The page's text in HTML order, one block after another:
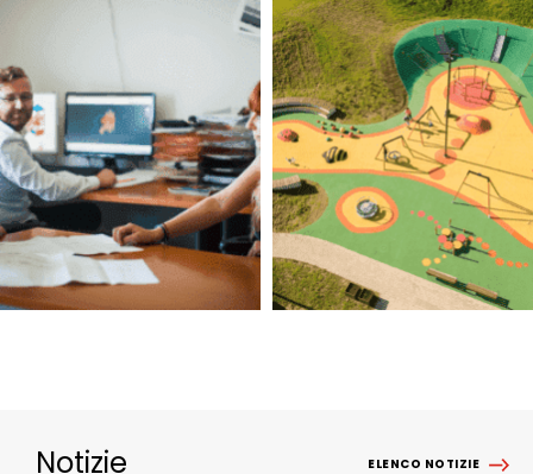
Notizie ELENCO NOTIZIE